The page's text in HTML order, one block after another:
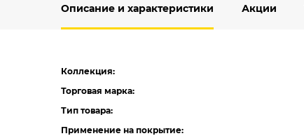
Описание и характеристики Акции
Коллекция:
Торговая марка:
Тип товара:
Применение на покрытие: